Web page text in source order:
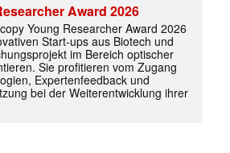
Award 2026
Young Researcher Award 2026
Start-ups aus Biotech und
im Bereich optischer
Sie profitieren vom Zugang
Expertenfeedback und
bei der Weiterentwicklung ihrer